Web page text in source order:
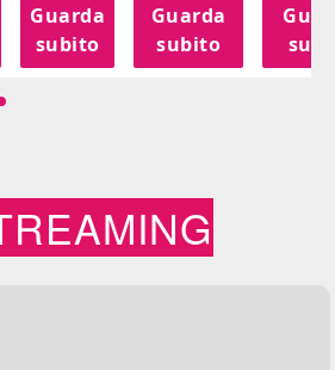
Guarda
subito
Guarda
subito